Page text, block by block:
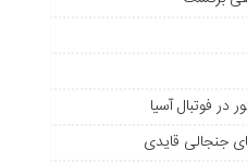
فوتبال آسیا
جنجالی قایدی